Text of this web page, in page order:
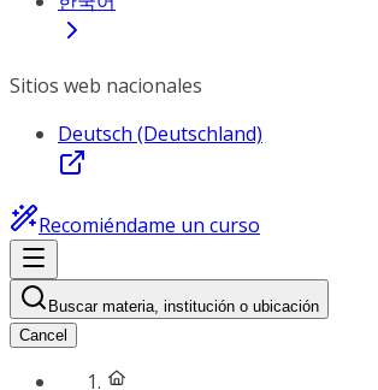
Sitios web nacionales
Deutsch (Deutschland)
Recomiéndame un curso
Buscar materia, institución o ubicación
Cancel